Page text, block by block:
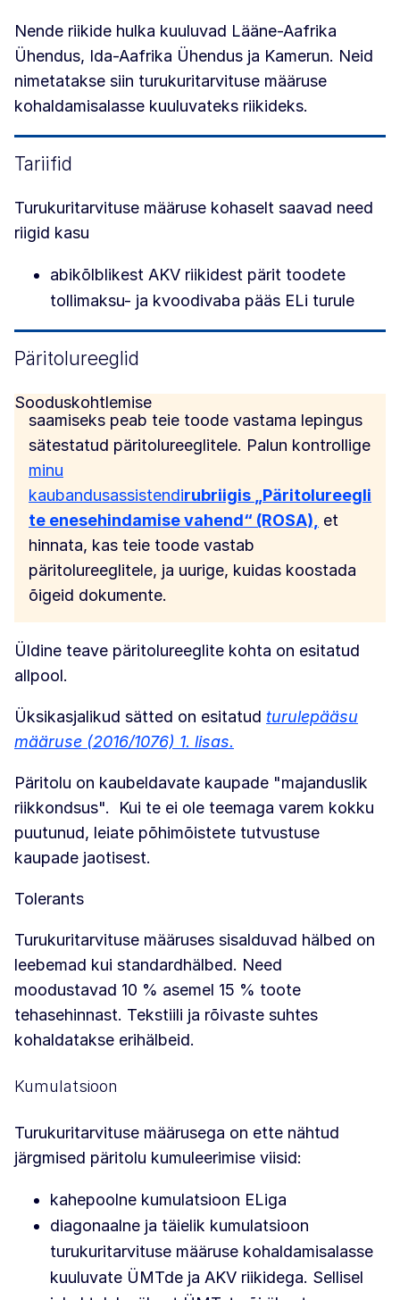
Nende riikide hulka kuuluvad Lääne-Aafrika
Ühendus, Ida-Aafrika Ühendus ja Kamerun. Neid
nimetatakse siin turukuritarvituse määruse
kohaldamisalasse kuuluvateks riikideks.
Tariifid
Turukuritarvituse määruse kohaselt saavad need
riigid kasu
abikõlblikest AKV riikidest pärit toodete
tollimaksu- ja kvoodivaba pääs ELi turule
Päritolureeglid
Sooduskohtlemise
saamiseks peab teie toode vastama lepingus
sätestatud päritolureeglitele. Palun kontrollige
minu
kaubandusassistendirubriigis
„Päritolureegli
te enesehindamise vahend“ (ROSA),
et
hinnata, kas teie toode vastab
päritolureeglitele, ja uurige, kuidas koostada
õigeid dokumente.
Üldine teave päritolureeglite kohta on esitatud
allpool.
Üksikasjalikud sätted on esitatud turulepääsu
määruse (2016/1076) 1. lisas.
Päritolu on kaubeldavate kaupade "majanduslik
riikkondsus". Kui te ei ole teemaga varem kokku
puutunud, leiate põhimõistete tutvustuse
kaupade jaotisest.
Tolerants
Turukuritarvituse määruses sisalduvad hälbed on
leebemad kui standardhälbed. Need
moodustavad 10 % asemel 15 % toote
tehasehinnast. Tekstiili ja rõivaste suhtes
kohaldatakse erihälbeid.
Kumulatsioon
Turukuritarvituse määrusega on ette nähtud
järgmised päritolu kumuleerimise viisid:
kahepoolne kumulatsioon ELiga
diagonaalne ja täielik kumulatsioon
turukuritarvituse määruse kohaldamisalasse
kuuluvate ÜMTde ja AKV riikidega. Sellisel